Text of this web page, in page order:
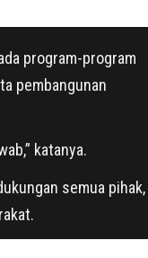
program-program
pembangunan
katanya.
semua pihak,